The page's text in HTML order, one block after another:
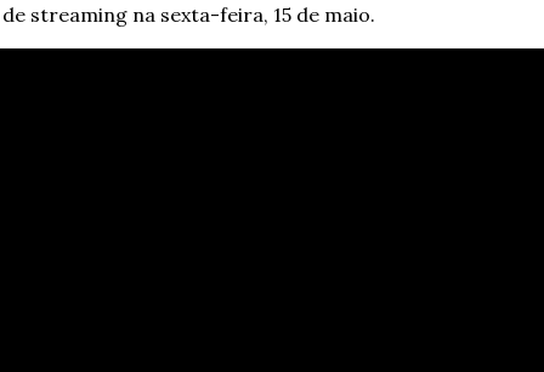
streaming na sexta-feira, 15 de maio.